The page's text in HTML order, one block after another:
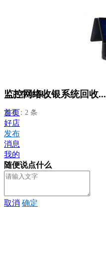
监控网络收银系统回收...
发布：2 条
正在加载...
首页
好店
发布
消息
我的
随便说点什么
取消 确定